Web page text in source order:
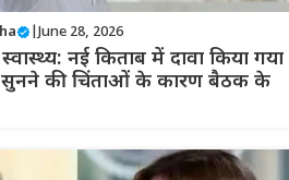
June 28, 2026
स्वास्थ्य: नई किताब में दावा किया गया
ने सुनने की चिंताओं के कारण बैठक के